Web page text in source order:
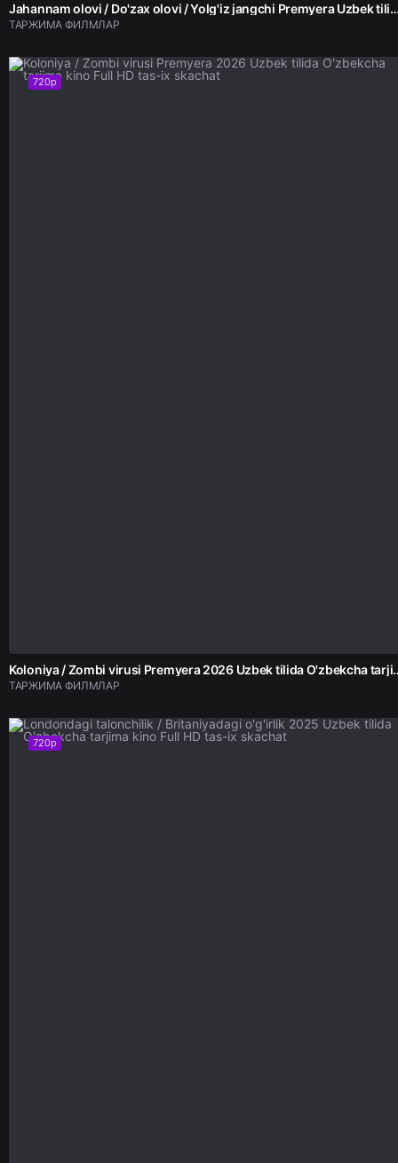
Jahannam olovi / Do'zax olovi / Yolg'iz jangchi Premyera
ТАРЖИМА ФИЛМЛАР
720p
Koloniya / Zombi virusi
ТАРЖИМА ФИЛМЛАР
720p